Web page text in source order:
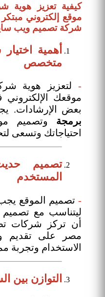
كيفية تعزيز هوية
موقع إلكتروني
شركة تصميم ويب
أهمية
متخصص
- لتعزيز هوية
موقعك
بعض الإرشادات.
برمجة وتصميم
احتياجاتك وتسعى
تصميم
المستخدم
- تصميم الموقع
ليتناسب مع تصميم
أن تركز شركات
مصر على تقديم
الاستخدام وتجربة
التوازن بين